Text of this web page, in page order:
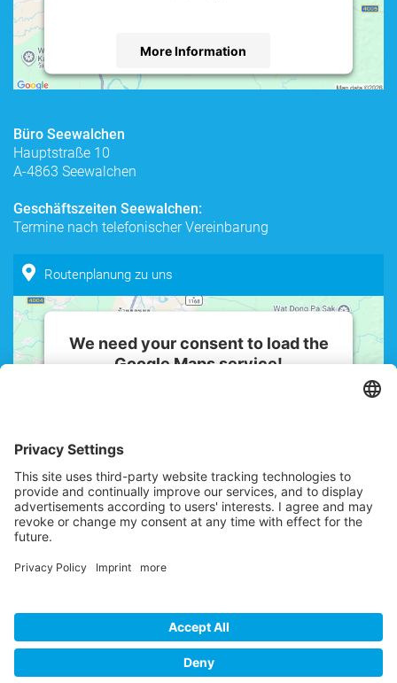
More Information
powered by
Büro Seewalchen
Hauptstraße 10
A-4863 Seewalchen
Geschäftszeiten Seewalchen:
Termine nach telefonischer Vereinbarung
Routenplanung zu uns
We need your consent to load the
Google Maps service!
details and accept the service to see
this map.
powered byUsercentrics Consent
Management Platform
© 2026 IMMOTEAM4YOU Immobilien GmbH